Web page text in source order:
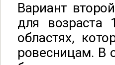
Вариант
для
областях,
ровесницам. В